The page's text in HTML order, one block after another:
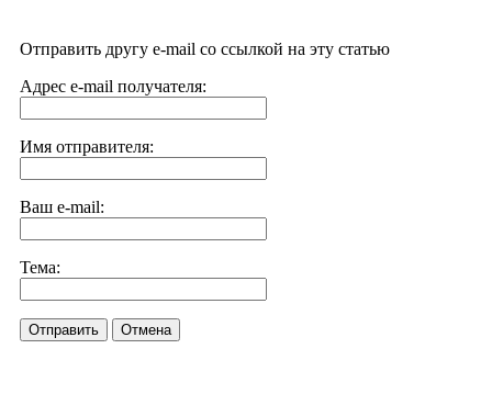
Отправить другу e-mail со ссылкой на эту статью
Адрес e-mail получателя:
Имя отправителя:
Ваш e-mail:
Тема:
Отправить Отмена